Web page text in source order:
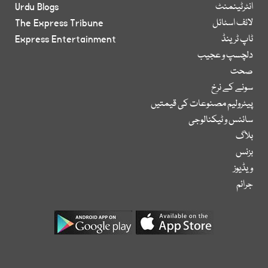
انٹرٹینمنٹ
لائف اسٹائل
ٹاپ ٹرینڈ
دلچسپ و عجیب
صحت
سونے کے نرخ
پیٹرولیم مصنوعات کی قیمتیں
سائنس و ٹیکنالوجی
بلاگ
بزنس
ویڈیوز
جرائم
Urdu Blogs
The Express Tribune
Express Entertainment